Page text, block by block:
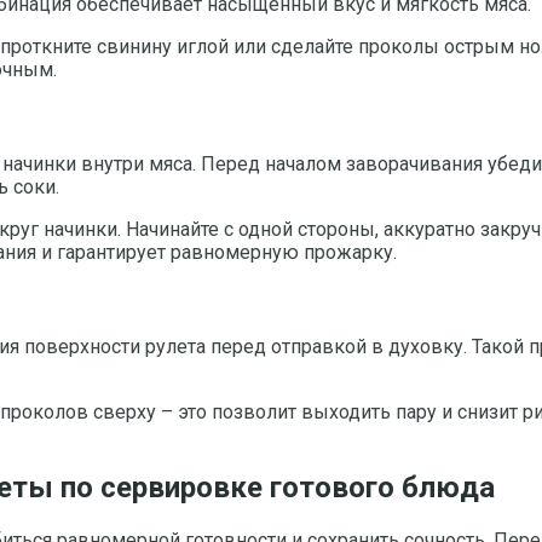
свинину иглой или сделайте проколы острым
внутри мяса. Перед началом заворачивания
соки.
начинки. Начинайте с одной стороны, аккуратно
и гарантирует равномерную прожарку.
поверхности рулета перед отправкой в духовку.
сверху – это позволит выходить пару и снизит
по сервировке готового блюда